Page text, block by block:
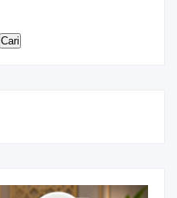
Cari